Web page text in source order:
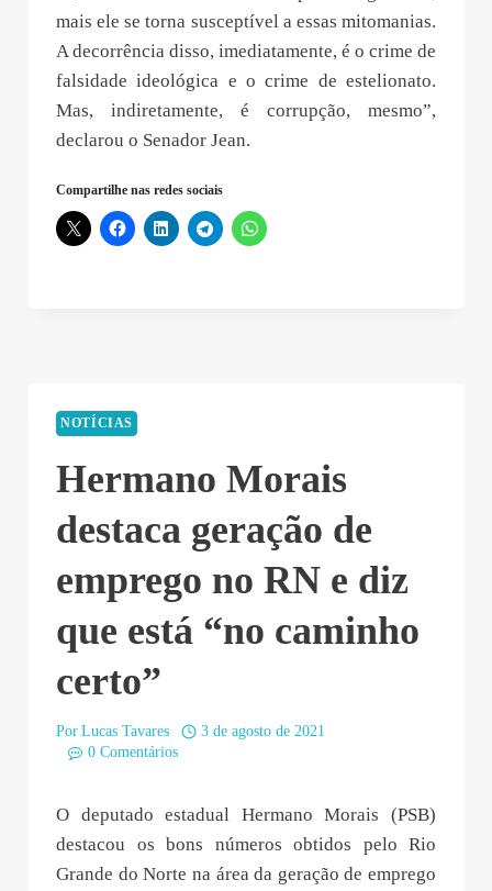
mais ele se torna susceptível a essas mitomanias.
A decorrência disso, imediatamente, é o crime de
falsidade ideológica e o crime de estelionato.
Mas, indiretamente, é corrupção, mesmo”,
declarou o Senador Jean.
Compartilhe nas redes sociais
NOTÍCIAS
Hermano Morais
destaca geração de
emprego no RN e diz
que está “no caminho
certo”
Por Lucas Tavares
3 de agosto de 2021
0 Comentários
O deputado estadual Hermano Morais (PSB)
destacou os bons números obtidos pelo Rio
Grande do Norte na área da geração de emprego